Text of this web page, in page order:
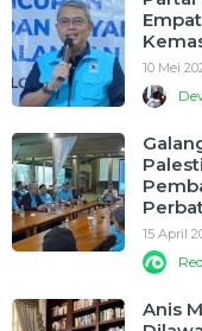
10 Mei
15 April
Anis